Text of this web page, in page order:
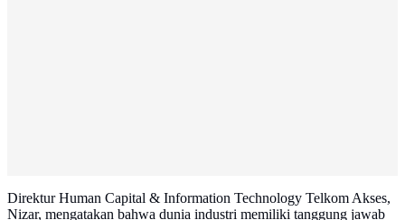
Direktur Human Capital & Information Technology Telkom Akses,
Nizar, mengatakan bahwa dunia industri memiliki tanggung jawab